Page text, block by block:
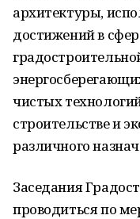
архитектуры,
достижений в
чистых
строительстве и
различного
Заседания
проводиться по